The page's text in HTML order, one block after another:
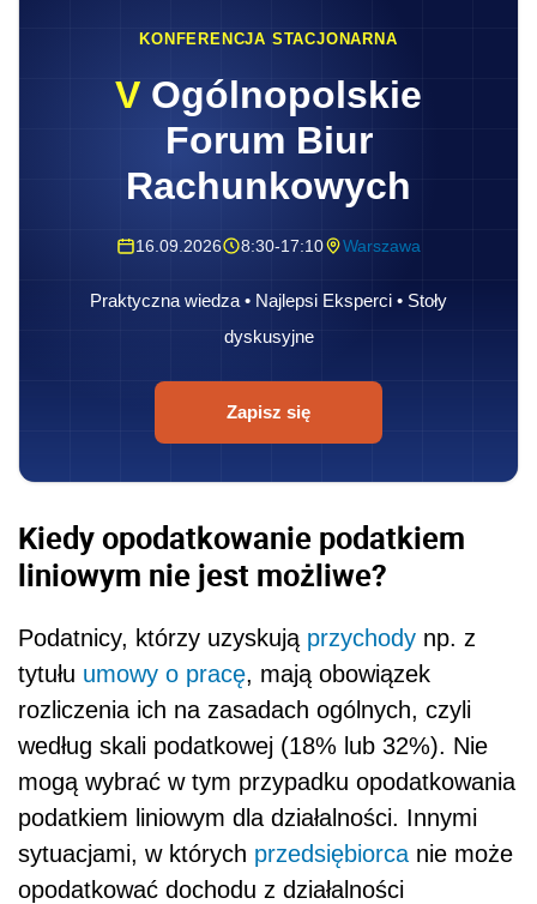
KONFERENCJA STACJONARNA
V Ogólnopolskie
Forum Biur
Rachunkowych
16.09.2026 8:30-17:10 Warszawa
Praktyczna wiedza • Najlepsi Eksperci • Stoły
dyskusyjne
Zapisz się
Kiedy opodatkowanie podatkiem
liniowym nie jest możliwe?
Podatnicy, którzy uzyskują przychody np. z
tytułu umowy o pracę, mają obowiązek
rozliczenia ich na zasadach ogólnych, czyli
według skali podatkowej (18% lub 32%). Nie
mogą wybrać w tym przypadku opodatkowania
podatkiem liniowym dla działalności. Innymi
sytuacjami, w których przedsiębiorca nie może
opodatkować dochodu z działalności